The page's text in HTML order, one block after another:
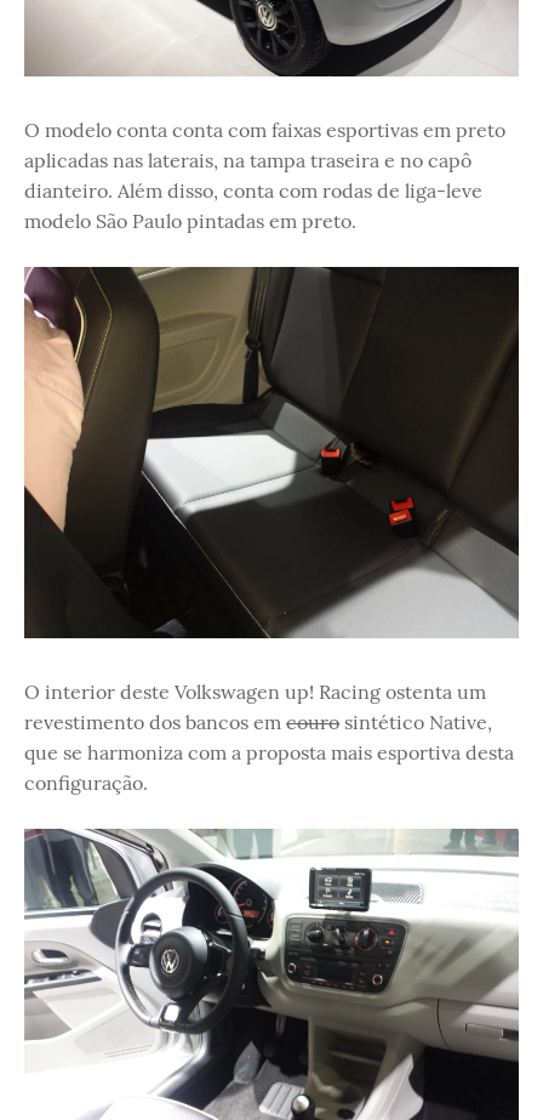
O modelo conta conta com faixas esportivas em preto
aplicadas nas laterais, na tampa traseira e no capô
dianteiro. Além disso, conta com rodas de liga-leve
modelo São Paulo pintadas em preto.
O interior deste Volkswagen up! Racing ostenta um
revestimento dos bancos em couro sintético Native,
que se harmoniza com a proposta mais esportiva desta
configuração.